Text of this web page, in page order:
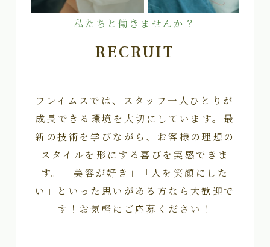
私たちと働きませんか？
RECRUIT
フレイムスでは、スタッフ一人ひとりが
成長できる環境を大切にしています。最
新の技術を学びながら、お客様の理想の
スタイルを形にする喜びを実感できま
す。「美容が好き」「人を笑顔にした
い」といった思いがある方なら大歓迎で
す！お気軽にご応募ください！